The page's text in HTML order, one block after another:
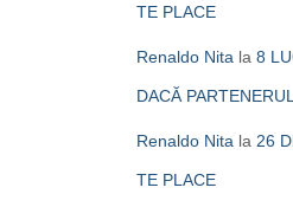
TE PLACE
Renaldo Nita la 8
DACĂ
Renaldo Nita la 26
TE PLACE